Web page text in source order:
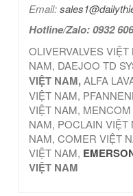
Email:
Hotline/Zalo: 0932
OLIVERVALVES
NAM, DAEJOO TD
VIỆT NAM,ALFA
VIỆT NAM,
VIỆT NAM,
NAM, POCLAIN
NAM, COMER VIỆT
VIỆT NAM,
VIỆT NAM